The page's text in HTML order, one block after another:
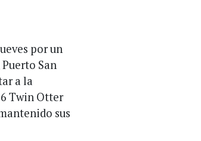
por un
San
a la
Twin Otter
sus